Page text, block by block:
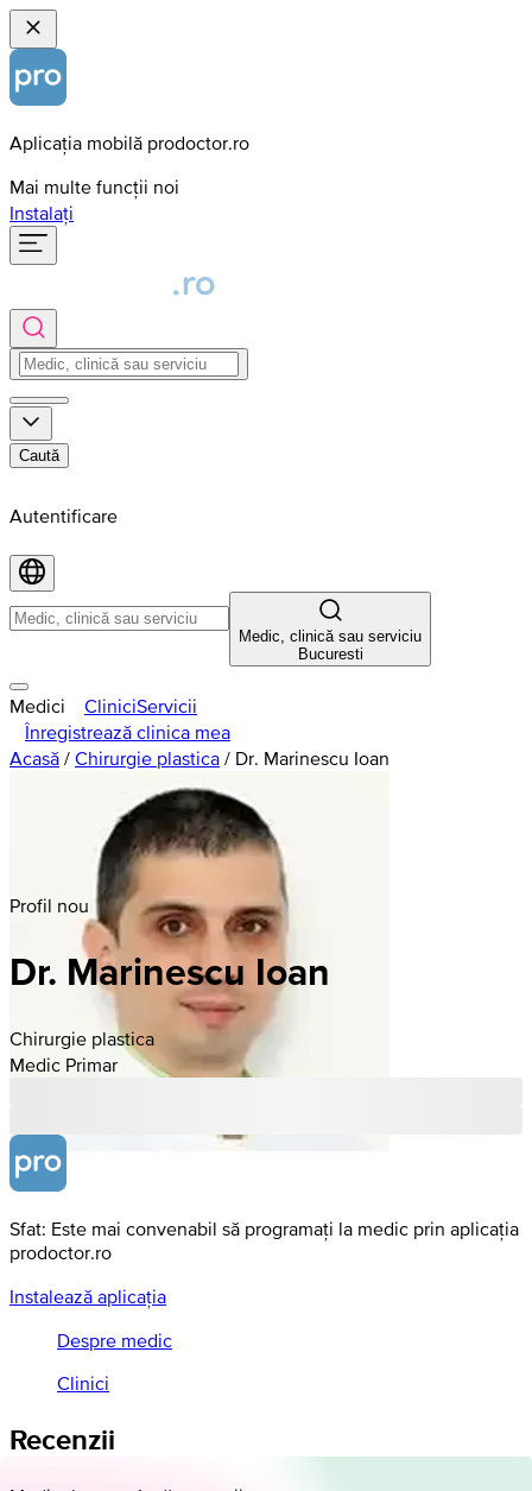
Aplicația mobilă prodoctor.ro
Mai multe funcții noi
Instalați
Caută
Autentificare
Medic, clinică sau serviciu
Bucuresti
Medici CliniciServicii
Înregistrează clinica mea
Acasă / Chirurgie plastica / Dr. Marinescu Ioan
Profil nou
Dr. Marinescu Ioan
Chirurgie plastica
Medic Primar
Sfat: Este mai convenabil să programați la medic prin aplicația
prodoctor.ro
Instalează aplicația
Despre medic
Clinici
Recenzii